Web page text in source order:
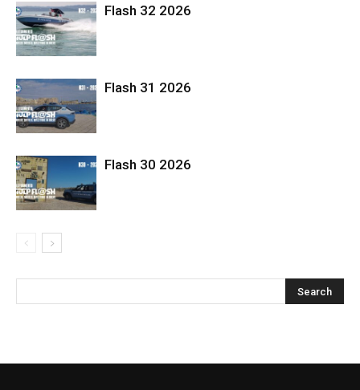
Flash 32 2026
Flash 31 2026
Flash 30 2026